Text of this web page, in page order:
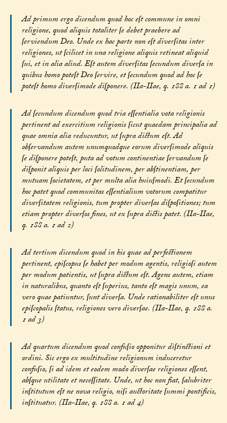
Ad primum ergo dicendum quod hoc eſt commune in omni
religione, quod aliquis totaliter ſe debet praebere ad
ſerviendum Deo. Unde ex hac parte non eſt diverſitas inter
religiones, ut ſcilicet in una religione aliquis retineat aliquid
ſui, et in alia aliud. Eſt autem diverſitas ſecundum diverſa in
quibus homo poteſt Deo ſervire, et ſecundum quod ad hoc ſe
poteſt homo diverſimode diſponere. (IIa-IIae, q. 188 a. 1 ad 1)
Ad ſecundum dicendum quod tria eſſentialia vota religionis
pertinent ad exercitium religionis ſicut quaedam principalia ad
quae omnia alia reducuntur, ut ſupra dictum eſt. Ad
obſervandum autem unumquodque eorum diverſimode aliquis
ſe diſponere poteſt, puta ad votum continentiae ſervandum ſe
diſponit aliquis per loci ſolitudinem, per abſtinentiam, per
mutuam ſocietatem, et per multa alia huiuſmodi. Et ſecundum
hoc patet quod communitas eſſentialium votorum compatitur
diverſitatem religionis, tum propter diverſas diſpoſitiones; tum
etiam propter diverſos fines, ut ex ſupra dictis patet. (IIa-IIae,
q. 188 a. 1 ad 2)
Ad tertium dicendum quod in his quae ad perfectionem
pertinent, epiſcopus ſe habet per modum agentis, religioſi autem
per modum patientis, ut ſupra dictum eſt. Agens autem, etiam
in naturalibus, quanto eſt ſuperius, tanto eſt magis unum, ea
vero quae patiuntur, ſunt diverſa. Unde rationabiliter eſt unus
epiſcopalis ſtatus, religiones vero diverſae. (IIa-IIae, q. 188 a.
1 ad 3)
Ad quartum dicendum quod confuſio opponitur diſtinctioni et
ordini. Sic ergo ex multitudine religionum induceretur
confuſio, ſi ad idem et eodem modo diverſae religiones eſſent,
abſque utilitate et neceſſitate. Unde, ut hoc non fiat, ſalubriter
inſtitutum eſt ne nova religio, niſi auctoritate ſummi pontificis,
inſtituatur. (IIa-IIae, q. 188 a. 1 ad 4)